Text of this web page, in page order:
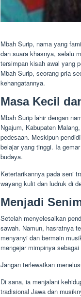
Mbah Surip, nama yang
dan suara khasnya, selalu
tersimpan kisah awal yang
Mbah Surip, seorang pria
kehangatannya.
Masa Kecil
Mbah Surip lahir dengan
Ngajum, Kabupaten
pedesaan. Meskipun
belajar yang tinggi. Ia
budaya.
Ketertarikannya pada seni
wayang kulit dan ludruk di
Menjadi
Setelah menyelesaikan
sawah. Namun, hasratnya
menyanyi dan bermain
mengejar mimpinya
Jangan terlewatkan
Di sana, ia menjalani
tradisional Jawa dan